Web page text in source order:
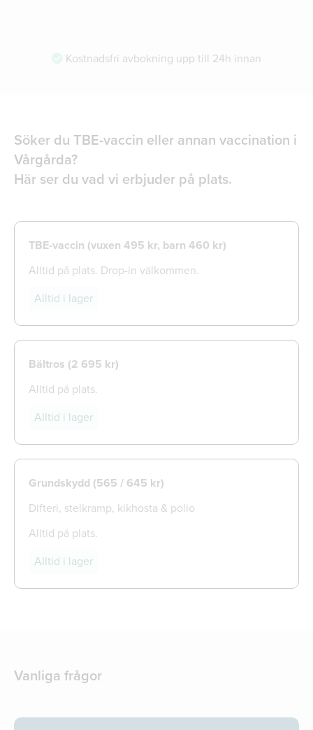
Kostnadsfri avbokning upp till 24h innan
Söker du TBE-vaccin eller annan vaccination i
Vårgårda?
Här ser du vad vi erbjuder på plats.
TBE-vaccin (vuxen 495 kr, barn 460 kr)
Alltid på plats. Drop-in välkommen.
Alltid i lager
Bältros (2 695 kr)
Alltid på plats.
Alltid i lager
Grundskydd (565 / 645 kr)
Difteri, stelkramp, kikhosta & polio
Alltid på plats.
Alltid i lager
Vanliga frågor